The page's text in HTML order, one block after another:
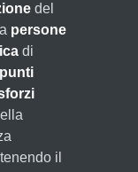
del
persone
di
punti
il